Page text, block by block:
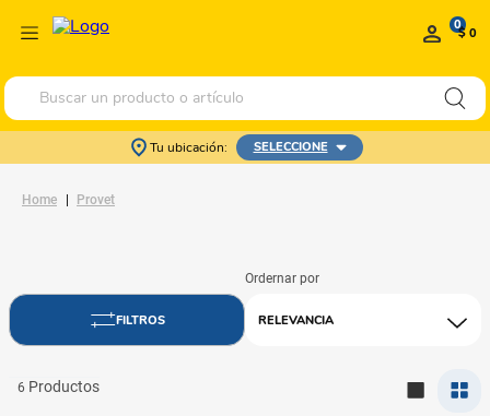
0$ 0
Buscar un producto o artículo
Tu ubicación: SELECCIONE
Provet
RELEVANCIA
6